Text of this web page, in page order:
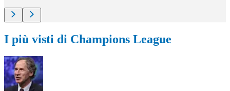
I più visti di Champions League